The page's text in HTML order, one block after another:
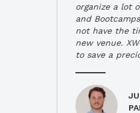
organize a lot
and
not have the
new venue.
to save a